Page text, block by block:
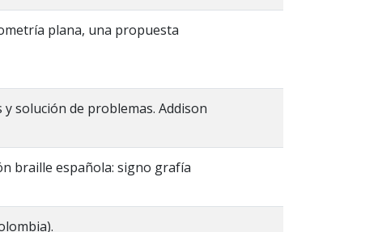
plana, una propuesta
y solución de problemas. Addison
braille española: signo grafía